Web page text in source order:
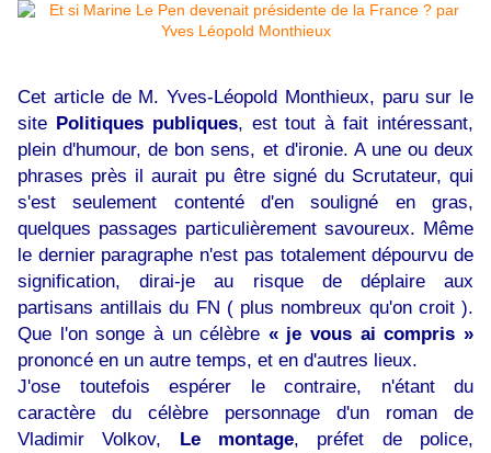
Cet article de M. Yves-Léopold Monthieux, paru sur le
site Politiques publiques, est tout à fait intéressant,
plein d'humour, de bon sens, et d'ironie. A une ou deux
phrases près il aurait pu être signé du Scrutateur, qui
s'est seulement contenté d'en souligné en gras,
quelques passages particulièrement savoureux. Même
le dernier paragraphe n'est pas totalement dépourvu de
signification, dirai-je au risque de déplaire aux
partisans antillais du FN ( plus nombreux qu'on croit ).
Que l'on songe à un célèbre « je vous ai compris »
prononcé en un autre temps, et en d'autres lieux.
J'ose toutefois espérer le contraire, n'étant du
caractère du célèbre personnage d'un roman de
Vladimir Volkov, Le montage, préfet de police,